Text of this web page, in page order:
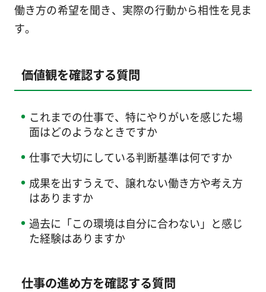
働き方の希望を聞き、実際の行動から相性を見ま
す。
価値観を確認する質問
これまでの仕事で、特にやりがいを感じた場
面はどのようなときですか
仕事で大切にしている判断基準は何ですか
成果を出すうえで、譲れない働き方や考え方
はありますか
過去に「この環境は自分に合わない」と感じ
た経験はありますか
仕事の進め方を確認する質問